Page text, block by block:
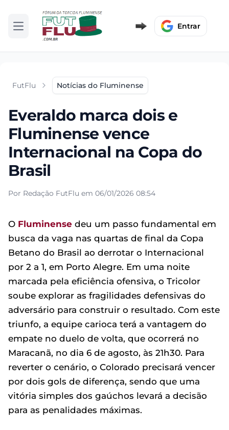
Abrir menu Entrar
FutFlu Notícias do Fluminense
Everaldo marca dois e
Fluminense vence
Internacional na Copa do
Brasil
Por Redação FutFlu em 06/01/2026 08:54
O Fluminense deu um passo fundamental em
busca da vaga nas quartas de final da Copa
Betano do Brasil ao derrotar o Internacional
por 2 a 1, em Porto Alegre. Em uma noite
marcada pela eficiência ofensiva, o Tricolor
soube explorar as fragilidades defensivas do
adversário para construir o resultado. Com este
triunfo, a equipe carioca terá a vantagem do
empate no duelo de volta, que ocorrerá no
Maracanã, no dia 6 de agosto, às 21h30. Para
reverter o cenário, o Colorado precisará vencer
por dois gols de diferença, sendo que uma
vitória simples dos gaúchos levará a decisão
para as penalidades máximas.